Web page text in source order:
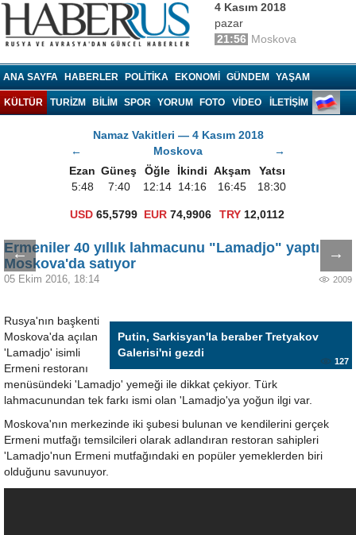
4 Kasım 2018
pazar
21:56 Moskova
ANA SAYFA HABERLER POLITIKA EKONOMI GÜNDEM YAŞAM
KÜLTÜR TURIZM BILIM SPOR YORUM FOTO VIDEO İLETİŞİM
Namaz Vakitleri — 4 Kasım 2018
←
Moskova
→
Ezan Güneş Öğle İkindi Akşam
Yatsı
5:48
7:40 12:14 14:16 16:45 18:30
USD 65,5799 EUR 74,9906 TRY 12,0112
← →
Ermeniler 40 yıllık lahmacunu "Lamadjo" yaptı
Moskova'da satıyor
05 Ekim 2016, 18:14 2009
Putin, Sarkisyan'la beraber Tretyakov
Galerisi'ni gezdi
127
Rusya'nın başkenti
Moskova'da açılan
'Lamadjo' isimli
Ermeni restoranı
menüsündeki 'Lamadjo' yemeği ile dikkat çekiyor. Türk
lahmacunundan tek farkı ismi olan 'Lamadjo'ya yoğun ilgi var.
Moskova'nın merkezinde iki şubesi bulunan ve kendilerini gerçek
Ermeni mutfağı temsilcileri olarak adlandıran restoran sahipleri
'Lamadjo'nun Ermeni mutfağındaki en popüler yemeklerden biri
olduğunu savunuyor.